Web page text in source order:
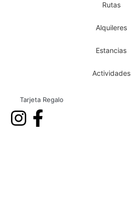
Rutas
Alquileres
Estancias
Actividades
Tarjeta Regalo